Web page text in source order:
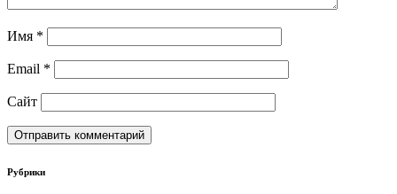
Имя *
Email *
Сайт
Рубрики